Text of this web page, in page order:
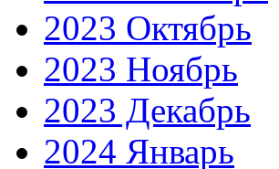
2023 Октябрь
2023 Ноябрь
2023 Декабрь
2024 Январь